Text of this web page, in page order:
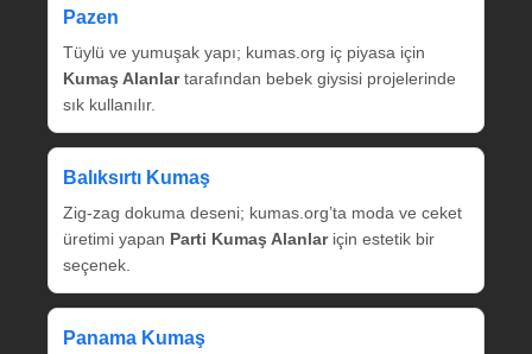
Pazen
Tüylü ve yumuşak yapı; kumas.org iç piyasa için
Kumaş Alanlartarafından bebek giysisi projelerinde
sık kullanılır.
Balıksırtı Kumaş
Zig‑zag dokuma deseni; kumas.org’ta moda ve ceket
üretimi yapan Parti Kumaş Alanlariçin estetik bir
seçenek.
Panama Kumaş